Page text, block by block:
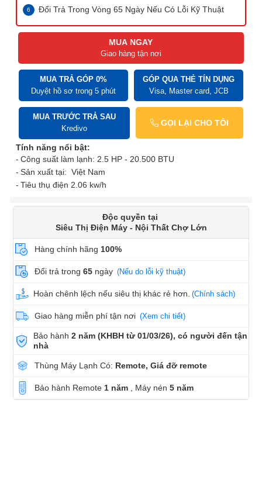
Đổi Trả Trong Vòng 65 Ngày Nếu Có Lỗi Kỹ Thuật
MUA NGAY
Giao hàng tận nơi
MUA TRẢ GÓP 0%
Duyệt hồ sơ trong 5 phút
GÓP QUA THẺ TÍN DỤNG
Visa, Master card, JCB
MUA TRƯỚC TRẢ SAU
Kredivo
GỌI LẠI CHO TÔI
Tính năng nổi bật:
Công suất làm lạnh: 2.5 HP - 20.500 BTU
Sản xuất tại: Việt Nam
Tiêu thụ điện 2.06 kw/h
Độc quyền tại
Siêu Thị Điện Máy - Nội Thất Chợ Lớn
Hàng chính hãng 100%
Đổi trả trong 65 ngày (Nếu do lỗi kỹ thuật)
Hoàn chênh lệch nếu siêu thị khác rẻ hơn. (Chính sách)
Giao hàng miễn phí tận nơi (Xem chi tiết)
Bảo hành 2 năm (KHBH từ 01/03/26), có người đến tận
nhà
Thùng Máy Lạnh Có: Remote, Giá đỡ remote
Bảo hành Remote 1 năm , Máy nén 5 năm